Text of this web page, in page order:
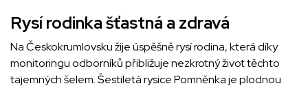
Rysí rodinka šťastná a zdravá
Na Českokrumlovsku žije úspěšně rysí rodina, která díky
monitoringu odborníků přibližuje nezkrotný život těchto
tajemných šelem. Šestiletá rysice Pomněnka je plodnou